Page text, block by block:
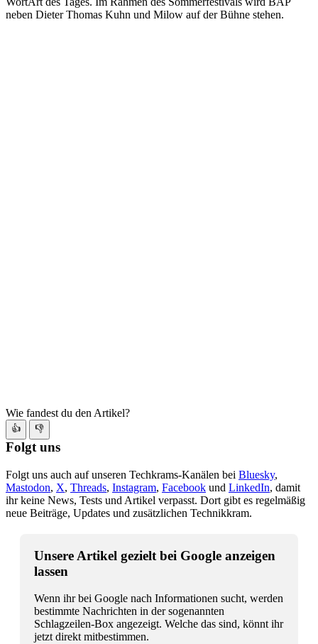
neben Dieter Thomas Kuhn und Milow auf der Bühne stehen.
Wie fandest du den Artikel?
👍 👎
Folgt uns
Folgt uns auch auf unseren Techkrams-Kanälen bei Bluesky,
Mastodon, X, Threads, Instagram, Facebook und LinkedIn, damit
ihr keine News, Tests und Artikel verpasst. Dort gibt es regelmäßig
neue Beiträge, Updates und zusätzlichen Technikkram.
Unsere Artikel gezielt bei Google anzeigen
lassen
Wenn ihr bei Google nach Informationen sucht, werden
bestimmte Nachrichten in der sogenannten
Schlagzeilen-Box angezeigt. Welche das sind, könnt ihr
jetzt direkt mitbestimmen.